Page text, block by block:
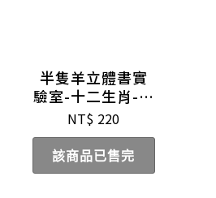
半隻羊立體書實
驗室-十二生肖-材
料包
NT$ 220
該商品已售完